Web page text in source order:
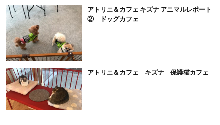
アトリエ＆カフェ キズナ アニマルレポート
② ドッグカフェ
アトリエ＆カフェ キズナ 保護猫カフェ